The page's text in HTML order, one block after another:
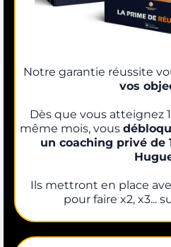
Notre garantie réussite
vos
Dès que vous atteignez
même mois, vous
un coaching privé de
Ils mettront en place
pour faire x2, x3...